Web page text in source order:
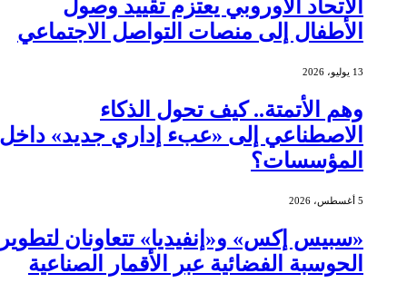
الاتحاد الأوروبي يعتزم تقييد وصول
الأطفال إلى منصات التواصل الاجتماعي
13 يوليو، 2026
وهم الأتمتة.. كيف تحول الذكاء
الاصطناعي إلى «عبء إداري جديد» داخل
المؤسسات؟
5 أغسطس، 2026
«سبيس إكس» و«إنفيديا» تتعاونان لتطوير
الحوسبة الفضائية عبر الأقمار الصناعية